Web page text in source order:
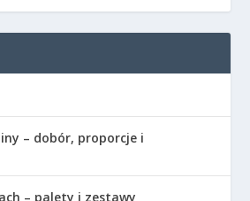
– dobór, proporcje i
– palety i zestawy